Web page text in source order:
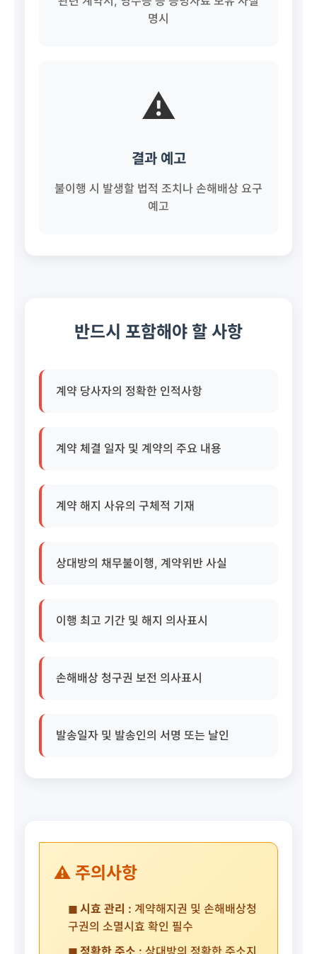
명시
⚠️
결과 예고
불이행 시 발생할 법적 조치나 손해배상 요구
예고
반드시 포함해야 할 사항
계약 당사자의 정확한 인적사항
계약 체결 일자 및 계약의 주요 내용
계약 해지 사유의 구체적 기재
상대방의 채무불이행, 계약위반 사실
이행 최고 기간 및 해지 의사표시
손해배상 청구권 보전 의사표시
발송일자 및 발송인의 서명 또는 날인
⚠️ 주의사항
◼ 시효 관리 : 계약해지권 및 손해배상청
구권의 소멸시효 확인 필수
◼ 정확한 주소 : 상대방의 정확한 주소지